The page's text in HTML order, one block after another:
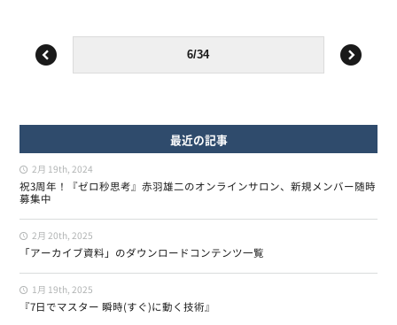
最近の記事
2月 19th, 2024
祝3周年！『ゼロ秒思考』赤羽雄二のオンラインサロン、新規メンバー随時
募集中
2月 20th, 2025
「アーカイブ資料」のダウンロードコンテンツ一覧
1月 19th, 2025
『7日でマスター 瞬時(すぐ)に動く技術』